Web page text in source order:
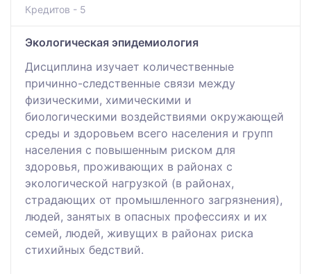
Кредитов - 5
Экологическая эпидемиология
Дисциплина изучает количественные
причинно-следственные связи между
физическими, химическими и
биологическими воздействиями окружающей
среды и здоровьем всего населения и групп
населения с повышенным риском для
здоровья, проживающих в районах с
экологической нагрузкой (в районах,
страдающих от промышленного загрязнения),
людей, занятых в опасных профессиях и их
семей, людей, живущих в районах риска
стихийных бедствий.